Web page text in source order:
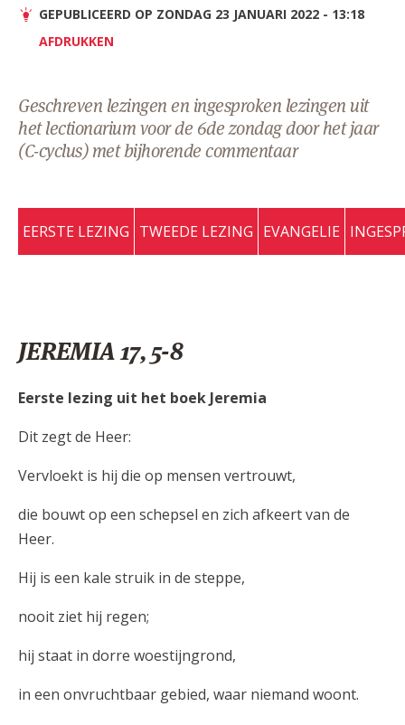
GEPUBLICEERD OP ZONDAG 23 JANUARI 2022 - 13:18
AFDRUKKEN
Geschreven lezingen en ingesproken lezingen uit
het lectionarium voor de 6de zondag door het jaar
(C-cyclus) met bijhorende commentaar
EERSTE LEZING TWEEDE LEZING EVANGELIE
JEREMIA 17, 5-8
Eerste lezing uit het boek Jeremia
Dit zegt de Heer:
Vervloekt is hij die op mensen vertrouwt,
die bouwt op een schepsel en zich afkeert van de
Heer.
Hij is een kale struik in de steppe,
nooit ziet hij regen;
hij staat in dorre woestijngrond,
in een onvruchtbaar gebied, waar niemand woont.